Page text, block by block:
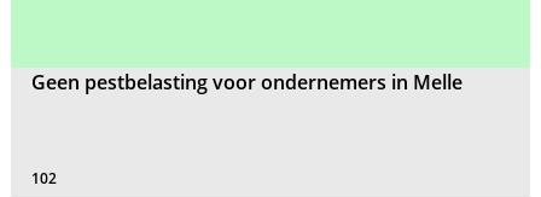
Geen pestbelasting voor ondernemers in Melle
102